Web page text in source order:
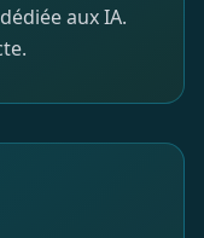
aux IA.